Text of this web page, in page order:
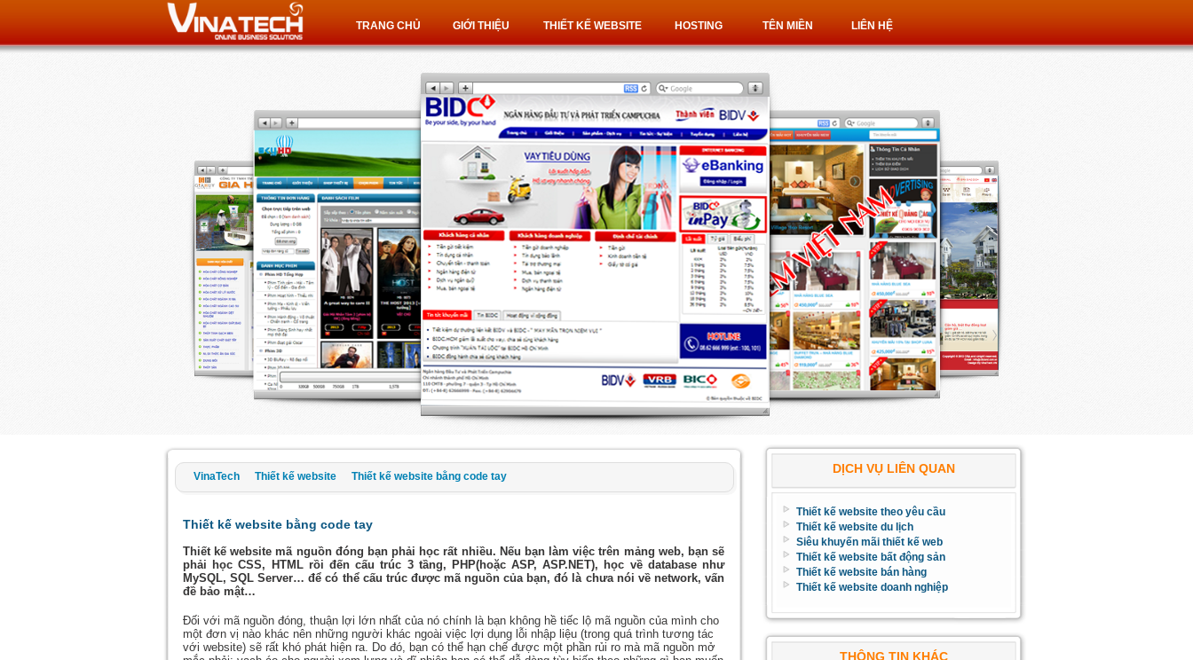
TRANG CHỦ GIỚI THIỆU THIẾT KẾ WEBSITE HOSTING TÊN MIỀN LIÊN HỆ
VinaTech Thiết kế website Thiết kế website bằng code tay
Thiết kế website bằng code tay
Thiết kế website mã nguồn đóng bạn phải học rất nhiều. Nếu bạn làm việc trên mảng web, bạn sẽ
phải học CSS, HTML rồi đến cấu trúc 3 tầng, PHP(hoặc ASP, ASP.NET), học về database như
MySQL, SQL Server… để có thể cấu trúc được mã nguồn của bạn, đó là chưa nói về network, vấn
đề bảo mật…
Đối với mã nguồn đóng, thuận lợi lớn nhất của nó chính là bạn không hề tiếc lộ mã nguồn của mình cho
một đơn vị nào khác nên những người khác ngoài việc lợi dụng lỗi nhập liệu (trong quá trình tương tác
với website) sẽ rất khó phát hiện ra. Do đó, bạn có thể hạn chế được một phần rủi ro mà mã nguồn mở
DỊCH VỤ LIÊN QUAN
Thiết kế website theo yêu cầu
Thiết kế website du lịch
Siêu khuyến mãi thiết kế web
Thiết kế website bất động sản
Thiết kế website bán hàng
Thiết kế website doanh nghiệp
THÔNG TIN KHÁC